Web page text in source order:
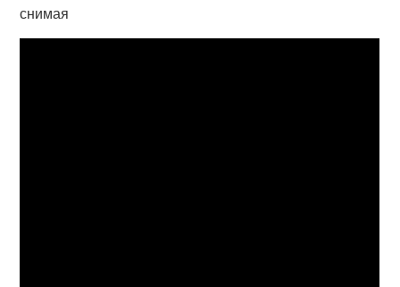
снимая